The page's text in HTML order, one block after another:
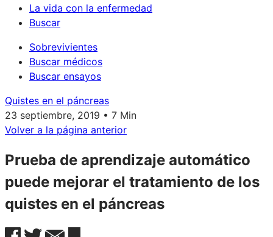
La vida con la enfermedad
Buscar
Sobrevivientes
Buscar médicos
Buscar ensayos
Quistes en el páncreas
23 septiembre, 2019 • 7 Min
Volver a la página anterior
Prueba de aprendizaje automático
puede mejorar el tratamiento de los
quistes en el páncreas